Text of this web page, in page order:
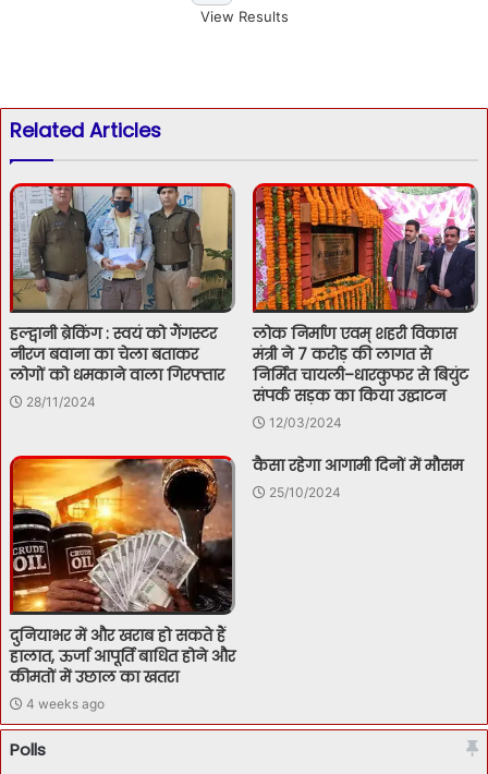
View Results
Related Articles
हल्द्वानी ब्रेकिंग : स्वयं को गैंगस्टर
नीरज बवाना का चेला बताकर
लोगों को धमकाने वाला गिरफ्तार
28/11/2024
लोक निर्माण एवम् शहरी विकास
मंत्री ने 7 करोड़ की लागत से
निर्मित चायली–धारकुफर से बियुंट
संपर्क सड़क का किया उद्घाटन
12/03/2024
दुनियाभर में और खराब हो सकते हैं
हालात, ऊर्जा आपूर्ति बाधित होने और
कीमतों में उछाल का खतरा
4 weeks ago
कैसा रहेगा आगामी दिनों में मौसम
25/10/2024
Polls